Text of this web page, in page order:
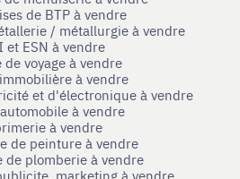
de BTP à vendre
/ métallurgie à vendre
et ESN à vendre
de voyage à vendre
à vendre
et d'électronique à vendre
à vendre
à vendre
de peinture à vendre
de plomberie à vendre
marketing à vendre